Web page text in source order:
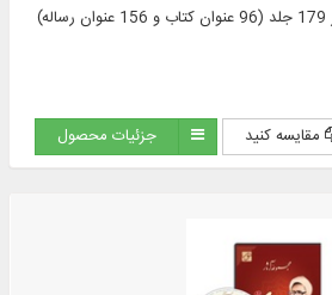
مقایسه کنید جزئیات محصول